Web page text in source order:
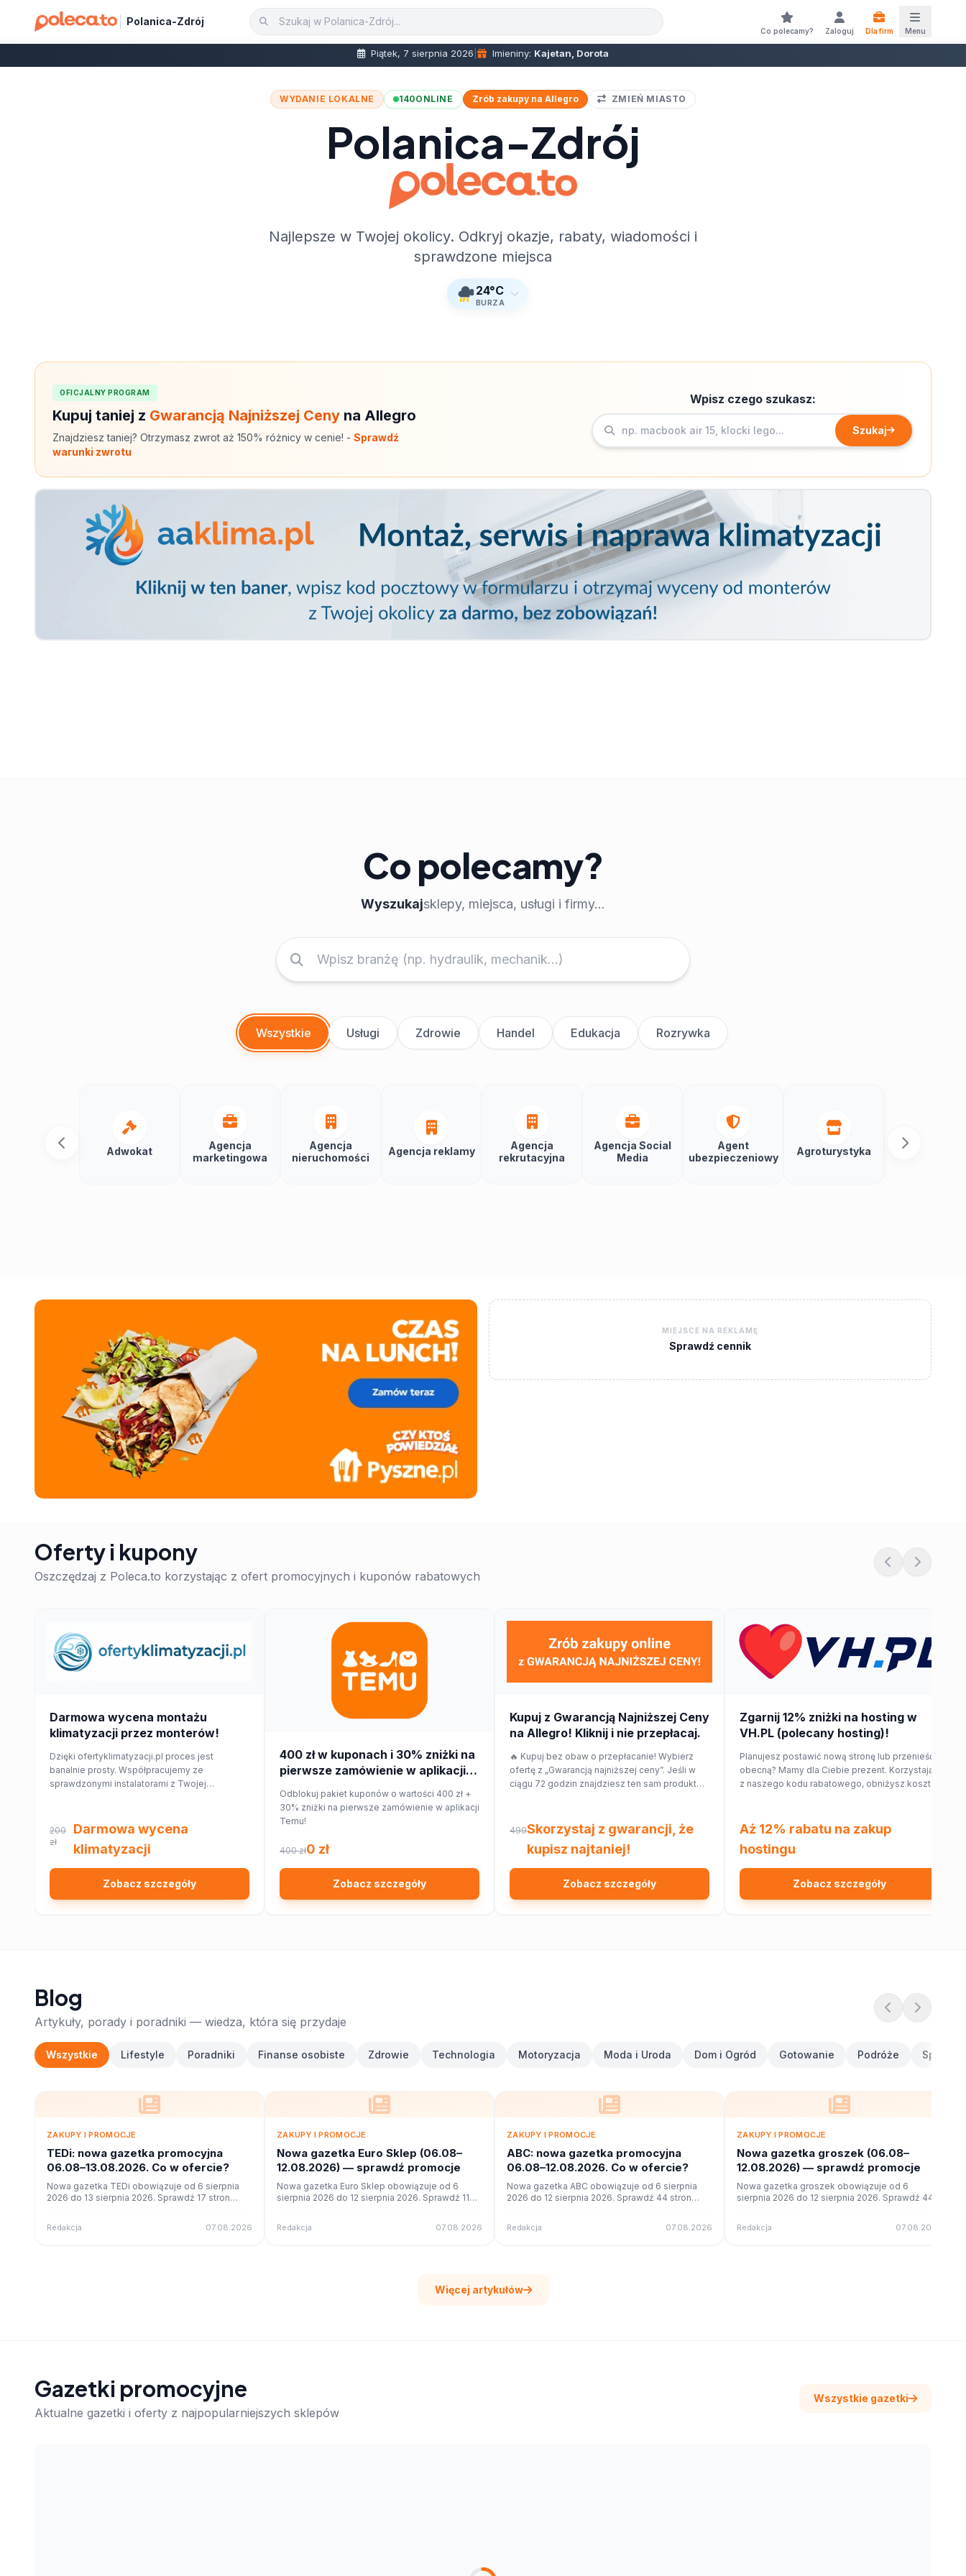
Polanica-Zdrój
Co polecamy? Zaloguj Dla firm Menu
Piątek, 7 sierpnia 2026 Imieniny: Kajetan, Dorota
WYDANIE LOKALNE 140ONLINE Zrób zakupy na Allegro ZMIEŃ MIASTO
Polanica-Zdrój
Najlepsze w Twojej okolicy. Odkryj okazje, rabaty, wiadomości i
sprawdzone miejsca
24°C
BURZA
OFICJALNY PROGRAM
Kupuj taniej z Gwarancją Najniższej Ceny na Allegro
Znajdziesz taniej? Otrzymasz zwrot aż 150% różnicy w cenie! - Sprawdź
warunki zwrotu
Wpisz czego szukasz:
Szukaj
Co polecamy?
Wyszukajsklepy, miejsca, usługi i firmy...
Wszystkie Usługi Zdrowie Handel Edukacja Rozrywka
Adwokat
Agencja
marketingowa
Agencja
nieruchomości
Agencja reklamy
Agencja
rekrutacyjna
Agencja Social
Media
Agent
ubezpieczeniowy
Agroturystyka
MIEJSCE NA REKLAMĘ
Sprawdź cennik
Oferty i kupony
Oszczędzaj z Poleca.to korzystając z ofert promocyjnych i kuponów rabatowych
Darmowa wycena montażu
klimatyzacji przez monterów!
Dzięki ofertyklimatyzacji.pl proces jest
banalnie prosty. Współpracujemy ze
sprawdzonymi instalatorami z Twojej
domu lub mieszkania.
200
zł
Darmowa wycena
klimatyzacji
Zobacz szczegóły
400 zł w kuponach i 30% zniżki na
pierwsze zamówienie w aplikacji
Odblokuj pakiet kuponów o wartości 400 zł +
30% zniżki na pierwsze zamówienie w aplikacji
Temu!
400 zł0 zł
Zobacz szczegóły
Kupuj z Gwarancją Najniższej Ceny
na Allegro! Kliknij i nie przepłacaj.
🔥 Kupuj bez obaw o przepłacanie! Wybierz
ofertę z „Gwarancją najniższej ceny”. Jeśli w
ciągu 72 godzin znajdziesz ten sam produkt
499Skorzystaj z gwarancji, że
kupisz najtaniej!
Zobacz szczegóły
Zgarnij 12% zniżki na hosting w
VH.PL (polecany hosting)!
Planujesz postawić nową stronę lub przenieść
obecną? Mamy dla Ciebie prezent. Korzystając
z naszego kodu rabatowego, obniżysz koszt
Aż 12% rabatu na zakup
hostingu
Zobacz szczegóły
Blog
Artykuły, porady i poradniki — wiedza, która się przydaje
Wszystkie Lifestyle Poradniki Finanse osobiste Zdrowie Technologia Motoryzacja Moda i Uroda Dom i Ogród Gotowanie Podróże Sport i
ZAKUPY I PROMOCJE
TEDi: nowa gazetka promocyjna
06.08–13.08.2026. Co w ofercie?
Nowa gazetka TEDi obowiązuje od 6 sierpnia
2026 do 13 sierpnia 2026. Sprawdź 17 stron
Redakcja 07.08.2026
ZAKUPY I PROMOCJE
Nowa gazetka Euro Sklep (06.08–
12.08.2026) — sprawdź promocje
Nowa gazetka Euro Sklep obowiązuje od 6
sierpnia 2026 do 12 sierpnia 2026. Sprawdź 11
Redakcja 07.08.2026
ZAKUPY I PROMOCJE
ABC: nowa gazetka promocyjna
06.08–12.08.2026. Co w ofercie?
Nowa gazetka ABC obowiązuje od 6 sierpnia
2026 do 12 sierpnia 2026. Sprawdź 44 stron
Redakcja 07.08.2026
ZAKUPY I PROMOCJE
Nowa gazetka groszek (06.08–
12.08.2026) — sprawdź promocje
Nowa gazetka groszek obowiązuje od 6
sierpnia 2026 do 12 sierpnia 2026. Sprawdź 44
Redakcja 07.08.2026
Więcej artykułów
Gazetki promocyjne
Aktualne gazetki i oferty z najpopularniejszych sklepów
Wszystkie gazetki